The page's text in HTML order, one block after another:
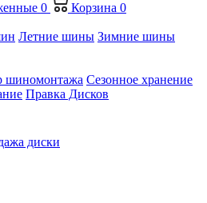
0 Корзина 0
Летние шины Зимние шины
шиномонтажа Сезонное хранение
Правка Дисков
диски